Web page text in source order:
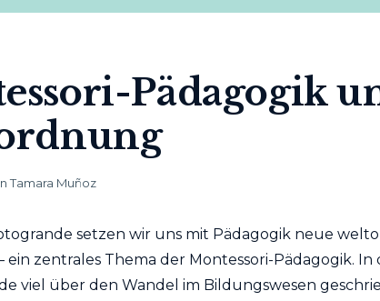
Pädagogik
Tamara Muñoz
setzen wir uns mit Pädagogik neue
ein zentrales Thema der Montessori-Pädagogik.
viel über den Wandel im Bildungswesen